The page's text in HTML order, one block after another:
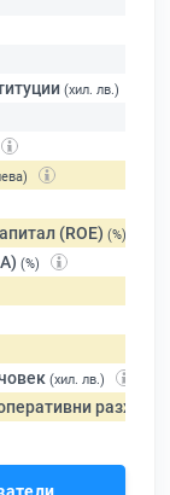
(хил. лв.)
(ROE) (%)
(%)
(хил. лв.)
разходи